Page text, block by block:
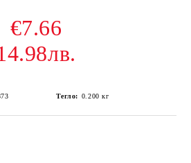
€7.66
Тегло: 0.200 кг